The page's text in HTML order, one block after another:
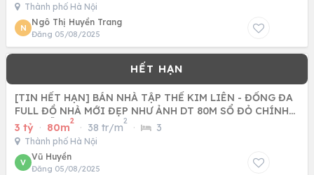
Thành phố Hà Nội
N
Ngô Thị Huyền Trang
Đăng 05/08/2025
[TIN HẾT HẠN] BÁN NHÀ TẬP THỂ KIM LIÊN - ĐỐNG ĐA
FULL ĐỒ NHÀ MỚI ĐẸP NHƯ ẢNH DT 80M SỔ ĐỎ CHÍNH
CHỦ- SẴN SÀNG
3 tỷ · 80m
2
· 38 tr/m
2
· 3
Thành phố Hà Nội
V
Vũ Huyền
Đăng 05/08/2025